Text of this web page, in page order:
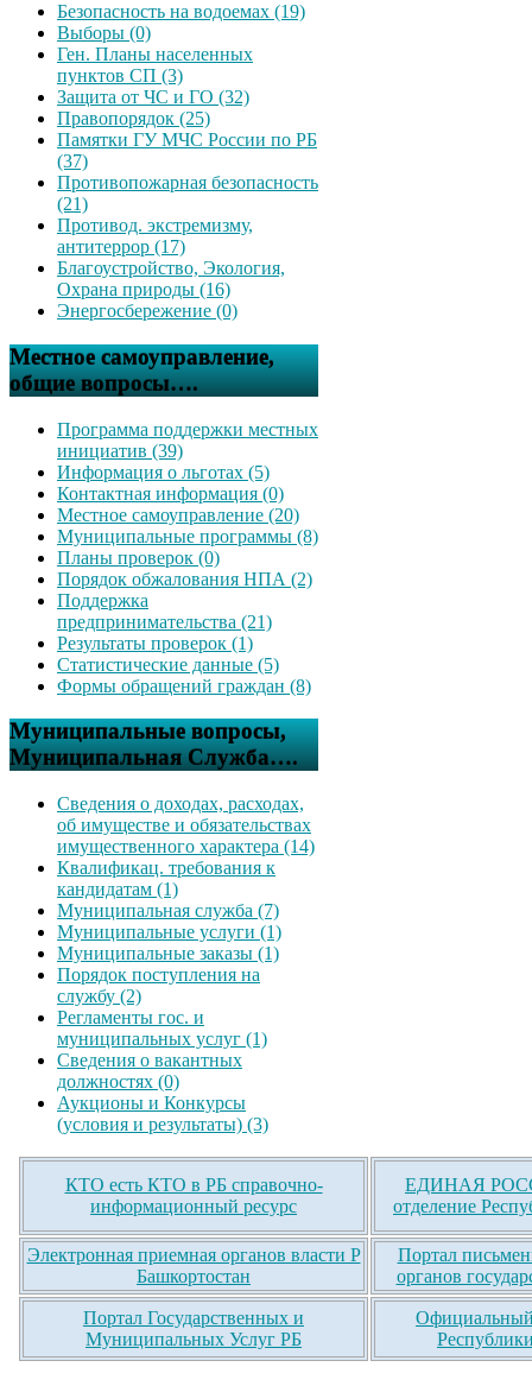
Безопасность на водоемах (19)
Выборы (0)
Ген. Планы населенных
пунктов СП (3)
Защита от ЧС и ГО (32)
Правопорядок (25)
Памятки ГУ МЧС России по РБ
(37)
Противопожарная безопасность
(21)
Противод. экстремизму,
антитеррор (17)
Благоустройство, Экология,
Охрана природы (16)
Энергосбережение (0)
Местное самоуправление,
общие вопросы….
Программа поддержки местных
инициатив (39)
Информация о льготах (5)
Контактная информация (0)
Местное самоуправление (20)
Муниципальные программы (8)
Планы проверок (0)
Порядок обжалования НПА (2)
Поддержка
предпринимательства (21)
Результаты проверок (1)
Статистические данные (5)
Формы обращений граждан (8)
Муниципальные вопросы,
Муниципальная Служба….
Сведения о доходах, расходах,
об имуществе и обязательствах
имущественного характера (14)
Квалификац. требования к
кандидатам (1)
Муниципальная служба (7)
Муниципальные услуги (1)
Муниципальные заказы (1)
Порядок поступления на
службу (2)
Регламенты гос. и
муниципальных услуг (1)
Сведения о вакантных
должностях (0)
Аукционы и Конкурсы
(условия и результаты) (3)
КТО есть КТО в РБ справочно-
информационный ресурс
ЕДИНАЯ
отделение
Электронная приемная органов власти Р
Башкортостан
Портал
органов
Портал Государственных и
Муниципальных Услуг РБ
Официальный